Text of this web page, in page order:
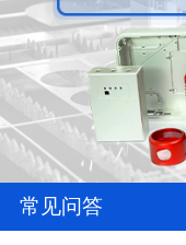
常见问答